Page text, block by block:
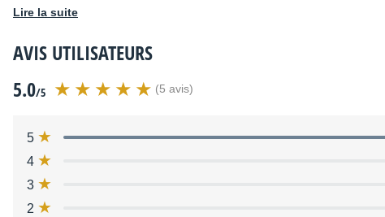
1U rackmount with internal power supply
Distribué paraudia
Lire la suite
AVIS UTILISATEURS
5.0/5 (5 avis)
5
4
3
2